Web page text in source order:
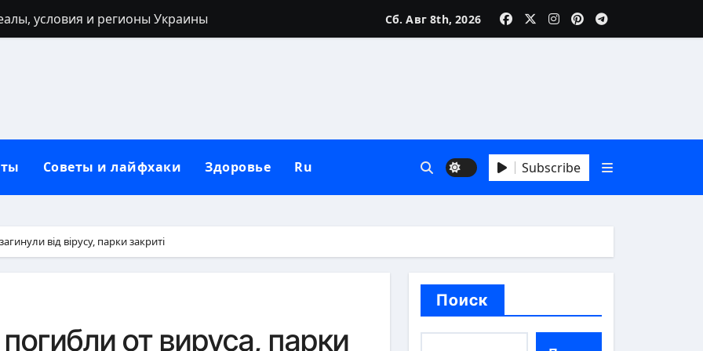
условия и регионы Украины
полный гайд от нуля до сильных рук
взгляд на природу зла в человеке
от негатива: полный практический гайд
механизм психики и тела
лица, региональные различия и этническая мозаика
Сб. Авг 8th, 2026
Советы и лайфхаки Здоровье Ru Subscribe
від вірусу, парки закриті
от вируса, парки
Поиск